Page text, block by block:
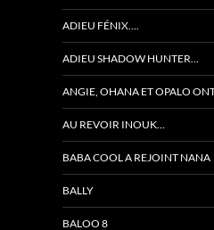
ADIEU FÉNIX….
ADIEU SHADOW HUNTER…
ANGIE, OHANA ET OPALO
AU REVOIR INOUK…
BABA COOL A REJOINT NANA
BALLY
BALOO 8